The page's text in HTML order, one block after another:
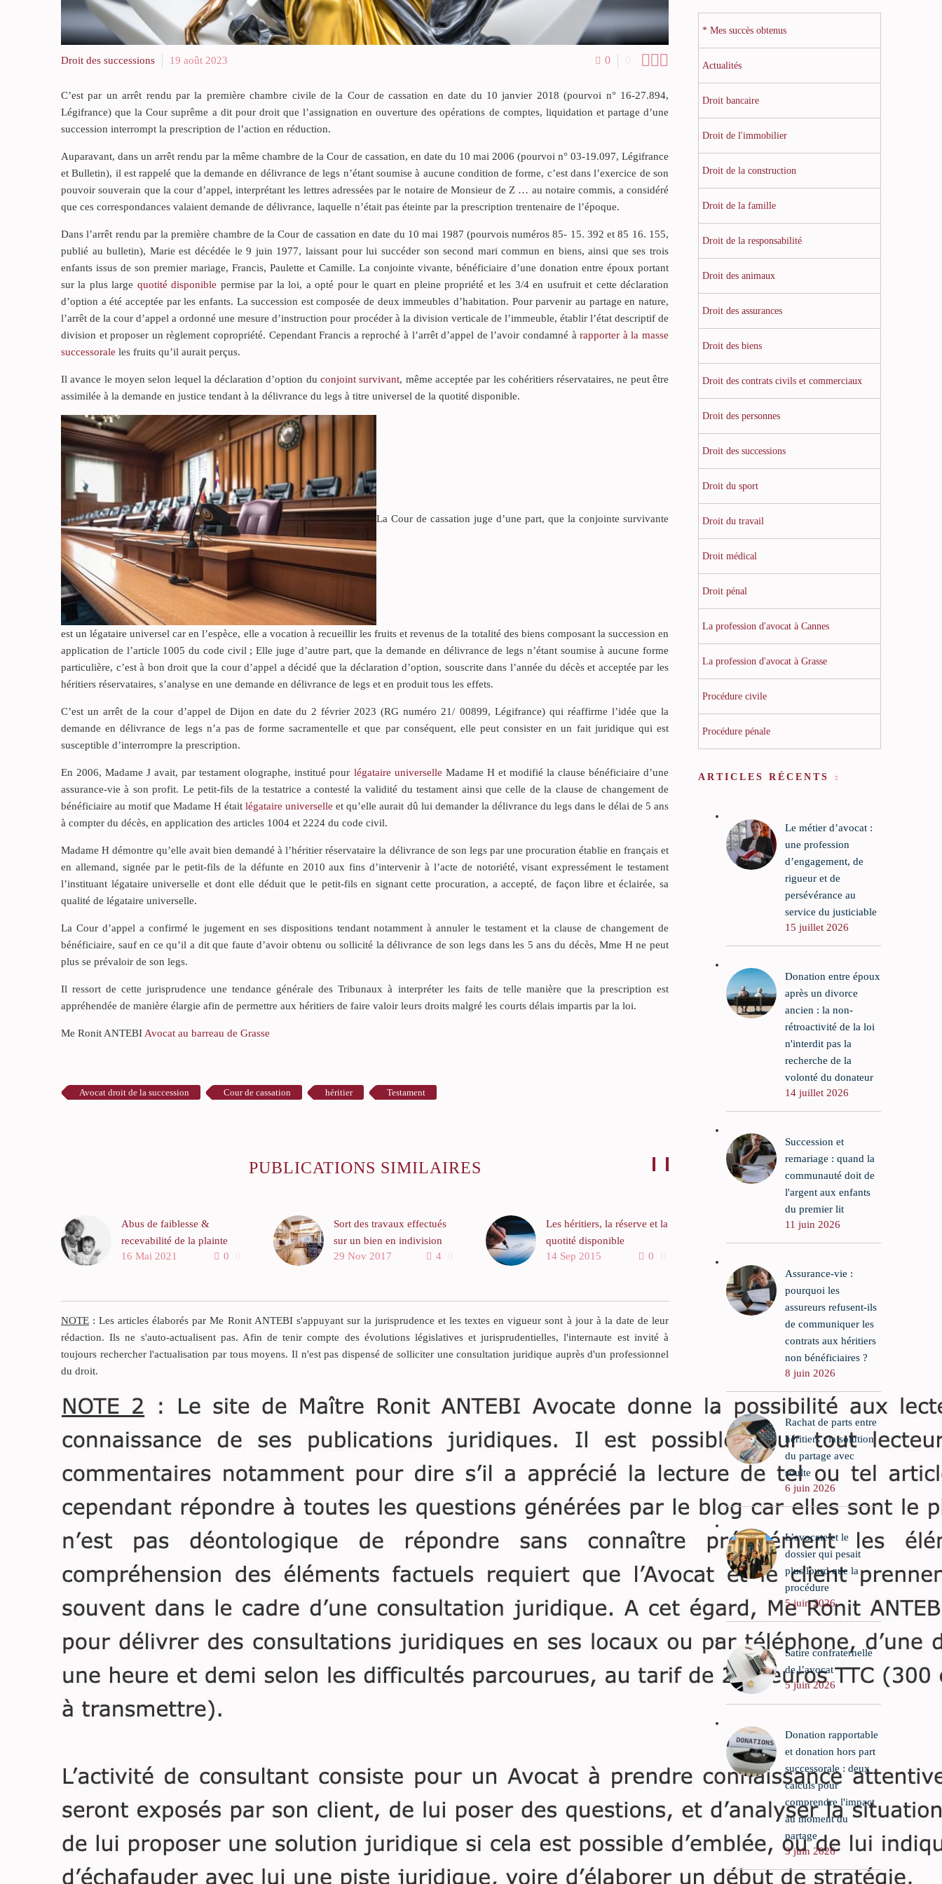
0 0 
Droit des successions 19 août 2023
C’est par un arrêt rendu par la première chambre civile de la Cour de cassation en date du 10 janvier 2018 (pourvoi n° 16-27.894,
Légifrance) que la Cour suprême a dit pour droit que l’assignation en ouverture des opérations de comptes, liquidation et partage d’une
succession interrompt la prescription de l’action en réduction.
Auparavant, dans un arrêt rendu par la même chambre de la Cour de cassation, en date du 10 mai 2006 (pourvoi n° 03-19.097, Légifrance
et Bulletin), il est rappelé que la demande en délivrance de legs n’étant soumise à aucune condition de forme, c’est dans l’exercice de son
pouvoir souverain que la cour d’appel, interprétant les lettres adressées par le notaire de Monsieur de Z … au notaire commis, a considéré
que ces correspondances valaient demande de délivrance, laquelle n’était pas éteinte par la prescription trentenaire de l’époque.
Dans l’arrêt rendu par la première chambre de la Cour de cassation en date du 10 mai 1987 (pourvois numéros 85- 15. 392 et 85 16. 155,
publié au bulletin), Marie est décédée le 9 juin 1977, laissant pour lui succéder son second mari commun en biens, ainsi que ses trois
enfants issus de son premier mariage, Francis, Paulette et Camille. La conjointe vivante, bénéficiaire d’une donation entre époux portant
sur la plus large quotité disponible permise par la loi, a opté pour le quart en pleine propriété et les 3/4 en usufruit et cette déclaration
d’option a été acceptée par les enfants. La succession est composée de deux immeubles d’habitation. Pour parvenir au partage en nature,
l’arrêt de la cour d’appel a ordonné une mesure d’instruction pour procéder à la division verticale de l’immeuble, établir l’état descriptif de
division et proposer un règlement copropriété. Cependant Francis a reproché à l’arrêt d’appel de l’avoir condamné àrapporter à la masse
successorale les fruits qu’il aurait perçus.
Il avance le moyen selon lequel la déclaration d’option du conjoint survivant, même acceptée par les cohéritiers réservataires, ne peut être
assimilée à la demande en justice tendant à la délivrance du legs à titre universel de la quotité disponible.
La Cour de cassation juge d’une part, que la conjointe survivante
est un légataire universel car en l’espèce, elle a vocation à recueillir les fruits et revenus de la totalité des biens composant la succession en
application de l’article 1005 du code civil ; Elle juge d’autre part, que la demande en délivrance de legs n’étant soumise à aucune forme
particulière, c’est à bon droit que la cour d’appel a décidé que la déclaration d’option, souscrite dans l’année du décès et acceptée par les
héritiers réservataires, s’analyse en une demande en délivrance de legs et en produit tous les effets.
C’est un arrêt de la cour d’appel de Dijon en date du 2 février 2023 (RG numéro 21/ 00899, Légifrance) qui réaffirme l’idée que la
demande en délivrance de legs n’a pas de forme sacramentelle et que par conséquent, elle peut consister en un fait juridique qui est
susceptible d’interrompre la prescription.
En 2006, Madame J avait, par testament olographe, institué pour légataire universelle Madame H et modifié la clause bénéficiaire d’une
assurance-vie à son profit. Le petit-fils de la testatrice a contesté la validité du testament ainsi que celle de la clause de changement de
bénéficiaire au motif que Madame H étaitlégataire universelle et qu’elle aurait dû lui demander la délivrance du legs dans le délai de 5 ans
à compter du décès, en application des articles 1004 et 2224 du code civil.
Madame H démontre qu’elle avait bien demandé à l’héritier réservataire la délivrance de son legs par une procuration établie en français et
en allemand, signée par le petit-fils de la défunte en 2010 aux fins d’intervenir à l’acte de notoriété, visant expressément le testament
l’instituant légataire universelle et dont elle déduit que le petit-fils en signant cette procuration, a accepté, de façon libre et éclairée, sa
qualité de légataire universelle.
La Cour d’appel a confirmé le jugement en ses dispositions tendant notamment à annuler le testament et la clause de changement de
bénéficiaire, sauf en ce qu’il a dit que faute d’avoir obtenu ou sollicité la délivrance de son legs dans les 5 ans du décès, Mme H ne peut
plus se prévaloir de son legs.
Il ressort de cette jurisprudence une tendance générale des Tribunaux à interpréter les faits de telle manière que la prescription est
appréhendée de manière élargie afin de permettre aux héritiers de faire valoir leurs droits malgré les courts délais impartis par la loi.
Me Ronit ANTEBI Avocat au barreau de Grasse
Avocat droit de la succession Cour de cassation héritier Testament
PUBLICATIONS SIMILAIRES
Abus de faiblesse &
recevabilité de la plainte
des héritiers de la victime
de faiblesse et son
patrimoine a été obéré au
profit d’un tiers ou d’un
cohéritier.
0 0
16 Mai 2021
Sort des travaux effectués
sur un bien en indivision
d’un bien indivis, il doit lui
en être tenu compte selon
l’équité, eu égard à ce dont
la valeur du bien se trouve
Il doit lui être pareillement
tenu compte des dépenses
nécessaires qu’il a faites de
ses deniers personnels pour
la conservation desdits
biens, encore qu’elles ne
les aient point améliorés.
4 0
29 Nov 2017
Les héritiers, la réserve et la
quotité disponible
non réservataires.
Les héritiers réservataires
sont les héritiers privilégiés
qui bénéficient par la loi
dont le disposant ne pourra
jamais les priver.
0 0
14 Sep 2015
Donations faites aux petits-
enfants et dispense de
Tout héritier … venant à
une succession, doit
rapporter à ses cohéritiers
tout ce qu’il a reçu du
défunt, par donations entre
vifs, directement ou
retenir les dons à lui faits
par le défunt, à moins qu’ils
ne lui aient été faits
expressément hors part
successorale.
NOTE : Les articles élaborés par Me Ronit ANTEBI s'appuyant sur la jurisprudence et les textes en vigueur sont à jour à la date de leur
rédaction. Ils ne s'auto-actualisent pas. Afin de tenir compte des évolutions législatives et jurisprudentielles, l'internaute est invité à
toujours rechercher l'actualisation par tous moyens. Il n'est pas dispensé de solliciter une consultation juridique auprès d'un professionnel
du droit.
* Mes succès obtenus
Actualités
Droit bancaire
Droit de l'immobilier
Droit de la construction
Droit de la famille
Droit de la responsabilité
Droit des animaux
Droit des assurances
Droit des biens
Droit des contrats civils et commerciaux
Droit des personnes
Droit des successions
Droit du sport
Droit du travail
Droit médical
Droit pénal
La profession d'avocat à Cannes
La profession d'avocat à Grasse
Procédure civile
Procédure pénale
ARTICLES RÉCENTS
Le métier d’avocat :
une profession
d’engagement, de
rigueur et de
persévérance au
service du justiciable
15 juillet 2026
Donation entre époux
après un divorce
ancien : la non-
rétroactivité de la loi
n'interdit pas la
recherche de la
volonté du donateur
14 juillet 2026
Succession et
remariage : quand la
communauté doit de
l'argent aux enfants
du premier lit
11 juin 2026
Assurance-vie :
pourquoi les
assureurs refusent-ils
de communiquer les
contrats aux héritiers
non bénéficiaires ?
8 juin 2026
Rachat de parts entre
héritiers : la solution
du partage avec
soulte
6 juin 2026
L’avocate et le
dossier qui pesait
plus lourd que la
procédure
5 juin 2026
Satire confraternelle
de l’avocat
5 juin 2026
Donation rapportable
et donation hors part
successorale : deux
calculs pour
comprendre l'impact
au moment du
partage
3 juin 2026